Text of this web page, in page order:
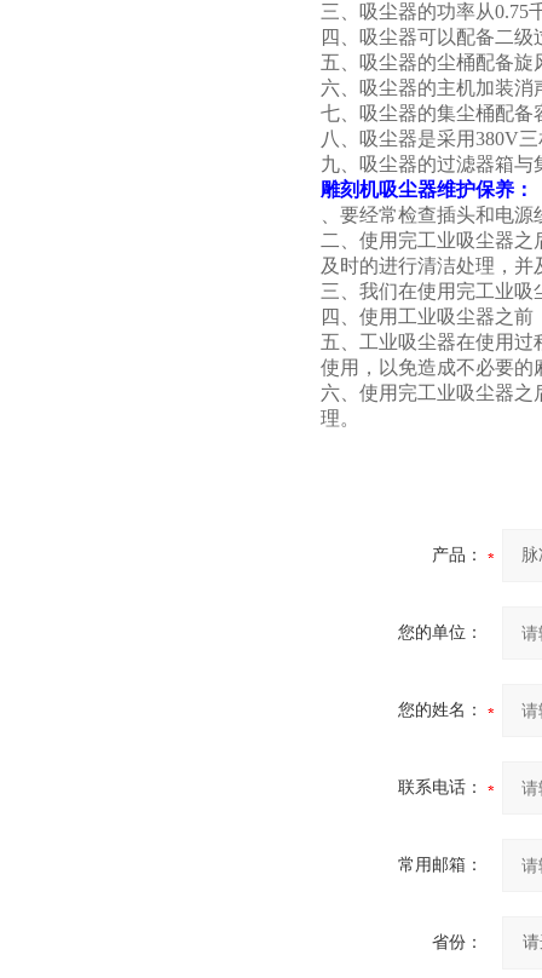
三、吸尘器的功率从0.75
四、吸尘器可以配备二级
五、吸尘器的尘桶配备
六、吸尘器的主机加装消
七、吸尘器的集尘桶配备
八、吸尘器是采用380V
九、吸尘器的过滤器箱
雕刻机吸尘器维护保养：
、要经常检查插头和电
二、使用完工业吸尘器
及时的进行清洁处理，
三、我们在使用完工业
四、使用工业吸尘器之
五、工业吸尘器在使用
使用，以免造成不必要的
六、使用完工业吸尘器
理。
产品：
您的单位：
您的姓名：
联系电话：
常用邮箱：
省份：